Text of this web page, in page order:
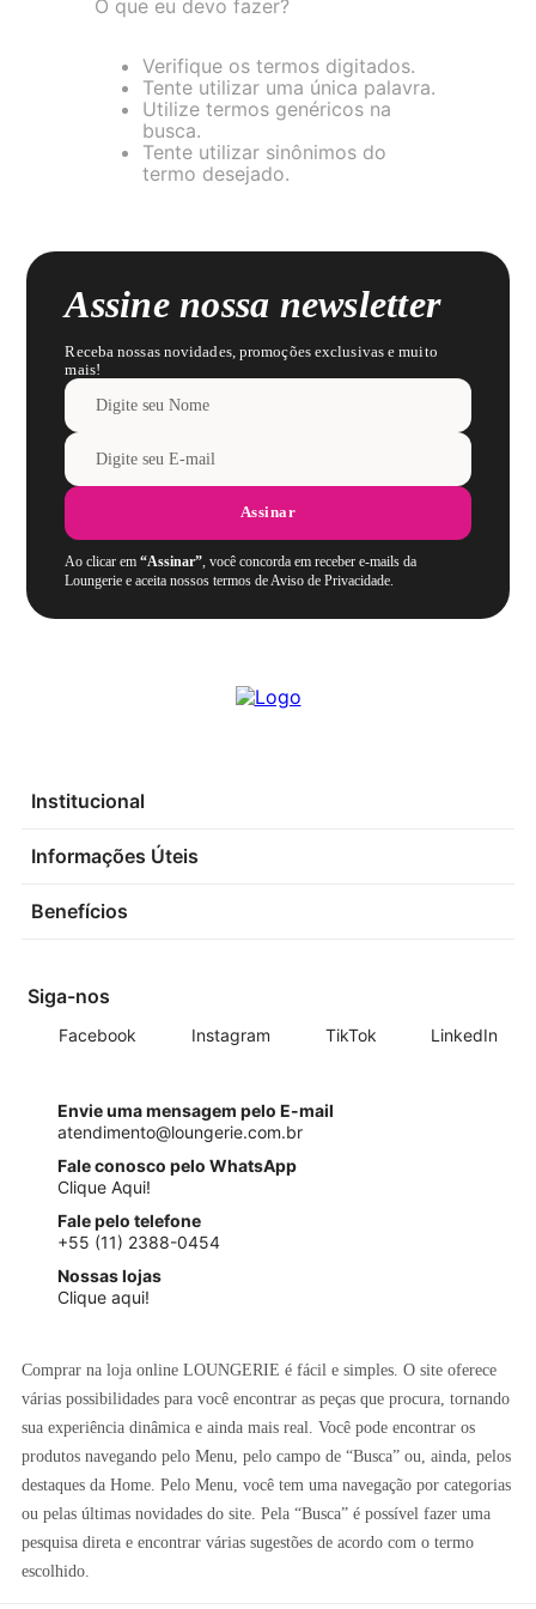
renda
sutiã renda
O que eu devo fazer?
Verifique os termos digitados.
Tente utilizar uma única palavra.
Utilize termos genéricos na
busca.
Tente utilizar sinônimos do
termo desejado.
Assine nossa newsletter
Receba nossas novidades, promoções exclusivas e muito
mais!
Assinar
Ao clicar em“Assinar”, você concorda em receber e-mails da
Loungerie e aceita nossos termos de Aviso de Privacidade.
Institucional
Informações Úteis
Benefícios
Siga-nos
Facebook Instagram TikTok LinkedIn
Envie uma mensagem pelo E-mail
atendimento@loungerie.com.br
Fale conosco pelo WhatsApp
Clique Aqui!
Fale pelo telefone
+55 (11) 2388-0454
Nossas lojas
Clique aqui!
Comprar na loja online LOUNGERIE é fácil e simples. O site oferece
várias possibilidades para você encontrar as peças que procura, tornando
sua experiência dinâmica e ainda mais real. Você pode encontrar os
produtos navegando pelo Menu, pelo campo de “Busca” ou, ainda, pelos
destaques da Home. Pelo Menu, você tem uma navegação por categorias
ou pelas últimas novidades do site. Pela “Busca” é possível fazer uma
pesquisa direta e encontrar várias sugestões de acordo com o termo
escolhido.